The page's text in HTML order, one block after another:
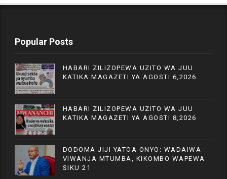
Popular Posts
HABARI ZILIZOPEWA UZITO WA JUU
KATIKA MAGAZETI YA AGOSTI 6,2026
HABARI ZILIZOPEWA UZITO WA JUU
KATIKA MAGAZETI YA AGOSTI 8,2026
DODOMA JIJI YATOA ONYO: WADAIWA
VIWANJA MTUMBA, KIKOMBO WAPEWA
SIKU 21